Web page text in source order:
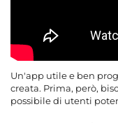
Un'app utile e ben
creata. Prima, però,
possibile di utenti